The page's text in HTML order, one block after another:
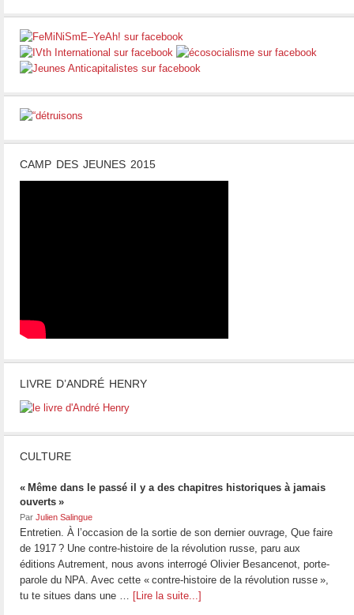
CAMP DES JEUNES 2015
LIVRE D’ANDRÉ HENRY
CULTURE
« Même dans le passé il y a des chapitres historiques à jamais
ouverts »
Par Julien Salingue
Entretien. À l’occasion de la sortie de son dernier ouvrage, Que faire
de 1917 ? Une contre-histoire de la révolution russe, paru aux
éditions Autrement, nous avons interrogé Olivier Besancenot, porte-
parole du NPA. Avec cette « contre-histoire de la révolution russe »,
tu te situes dans une … [Lire la suite...]